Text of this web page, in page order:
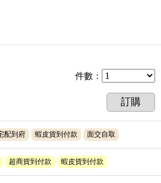
件數 ：
訂購
配到府 蝦皮貨到付款 面交自取
超商貨到付款 蝦皮貨到付款